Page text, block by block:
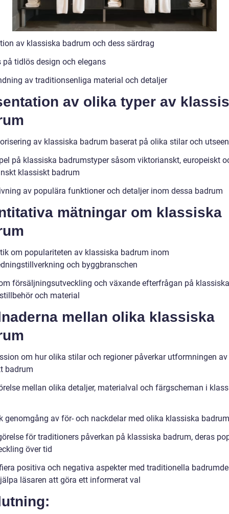
av klassiska badrum och dess särdrag
på tidlös design och elegans
av traditionsenliga material och detaljer
av olika typer av
av klassiska badrum baserat på olika stilar och
på klassiska badrumstyper såsom viktorianskt, europeiskt
klassiskt badrum
av populära funktioner och detaljer inom dessa badrum
mätningar om klassiska
om populariteten av klassiska badrum inom
och byggbranschen
försäljningsutveckling och växande efterfrågan på klassiska
och material
mellan olika klassiska
om hur olika stilar och regioner påverkar utformningen
badrum
mellan olika detaljer, materialval och färgscheman i
genomgång av för- och nackdelar med olika klassiska badrum
för traditioners påverkan på klassiska badrum, deras
över tid
positiva och negativa aspekter med traditionella
läsaren att göra ett informerat val